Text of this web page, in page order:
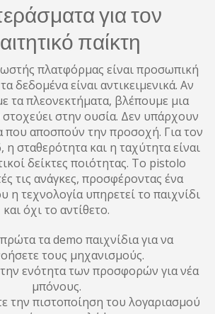
για τον
παίκτη
πλατφόρμας είναι προσωπική
δεδομένα είναι αντικειμενικά. Αν
τα πλεονεκτήματα, βλέπουμε μια
στην ουσία. Δεν υπάρχουν
που αποσπούν την προσοχή. Για τον
η σταθερότητα και η ταχύτητα είναι
δείκτες ποιότητας. Το pistolo
τις ανάγκες, προσφέροντας ένα
η τεχνολογία υπηρετεί το παιχνίδι
και όχι το αντίθετο.
τα demo παιχνίδια για να
τους μηχανισμούς.
ενότητα των προσφορών για νέα
μπόνους.
την πιστοποίηση του λογαριασμού